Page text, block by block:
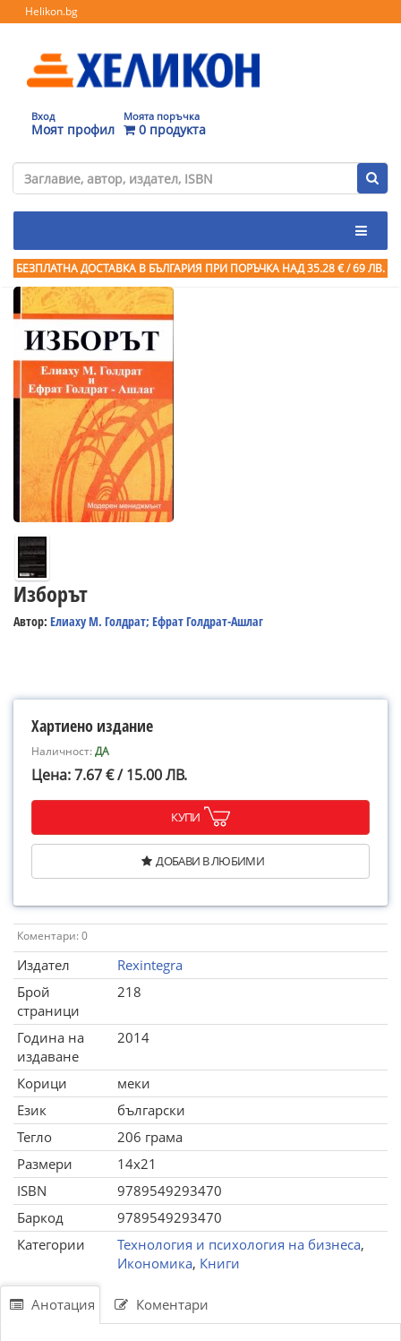
Helikon.bg
Вход
Моят профил
Моята поръчка
0 продукта
БЕЗПЛАТНА ДОСТАВКА В БЪЛГАРИЯ ПРИ ПОРЪЧКА НАД 35.28 € / 69 ЛВ.
Изборът
Автор: Елиаху М. Голдрат; Ефрат Голдрат-Ашлаг
Хартиено издание
Наличност:ДА
Цена: 7.67 € / 15.00 ЛВ.
КУПИ
ДОБАВИ В ЛЮБИМИ
Коментари: 0
Издател
Rexintegra
Брой
страници
218
Година на
издаване
2014
Корици
меки
Език
български
Тегло
206 грама
Размери
14x21
ISBN
9789549293470
Баркод
9789549293470
Категории
Технология и психология на бизнеса,
Икономика, Книги
Анотация Коментари